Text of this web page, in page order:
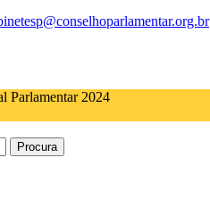
Parlamentar 2024
Procura